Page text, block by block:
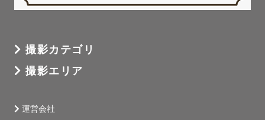
撮影カテゴリ
撮影エリア
運営会社